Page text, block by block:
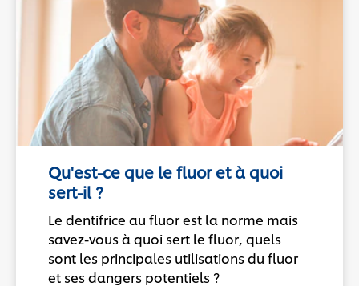
Qu'est-ce que le fluor et à quoi
sert-il ?
Le dentifrice au fluor est la norme mais
savez-vous à quoi sert le fluor, quels
sont les principales utilisations du fluor
et ses dangers potentiels ?